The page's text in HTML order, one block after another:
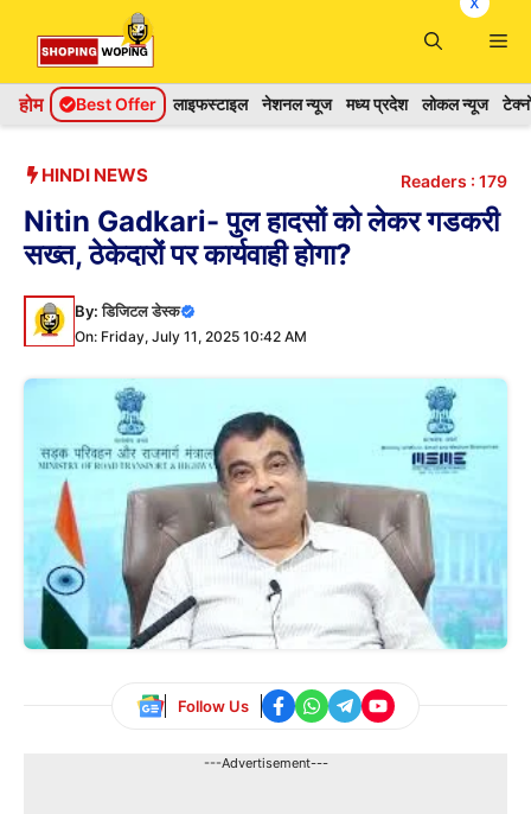
content
होम Best Offer लाइफस्टाइल नेशनल न्यूज मध्य प्रदेश लोकल न्यूज
HINDI NEWS Readers : 179
Nitin Gadkari- पुल हादसों को लेकर गडकरी
सख्त, ठेकेदारों पर कार्यवाही होगा?
By:डिजिटल डेस्क
On: Friday, July 11, 2025 10:42 AM
Follow Us
---Advertisement---